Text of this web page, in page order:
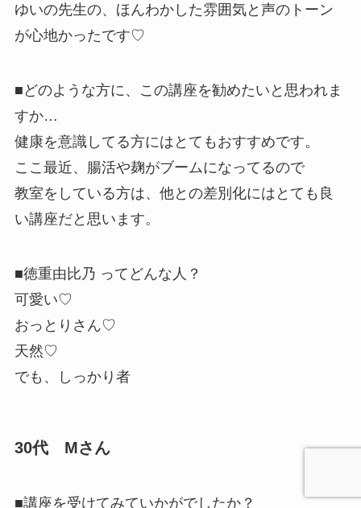
ゆいの先生の、ほんわかした雰囲気と声のトーン
が心地かったです♡
■どのような方に、この講座を勧めたいと思われま
すか…
健康を意識してる方にはとてもおすすめです。
ここ最近、 腸活や麹がブームになってるので
教室をしている方は、他との差別化にはとても良
い講座だと思いま す。
■徳重由比乃 ってどんな人？
可愛い♡
おっとりさん♡
天然♡
でも、しっかり者
30代 Mさん
■講座を受けてみていかがでしたか？